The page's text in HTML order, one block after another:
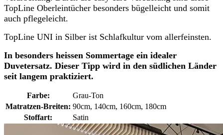
TopLine Oberleintücher besonders bügelleicht und somit
auch pflegeleicht.
TopLine UNI in Silber ist Schlafkultur vom allerfeinsten.
In besonders heissen Sommertage ein idealer
Duvetersatz. Dieser Tipp wird in den südlichen Länder
seit langem praktiziert.
Farbe:
Grau-Ton
Matratzen-Breiten: 90cm, 140cm, 160cm, 180cm
Stoffart:
Satin